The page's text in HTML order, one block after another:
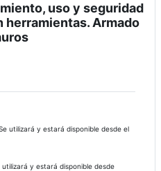
uso y seguridad
herramientas. Armado
utilizará y estará disponible desde el
y estará disponible desde